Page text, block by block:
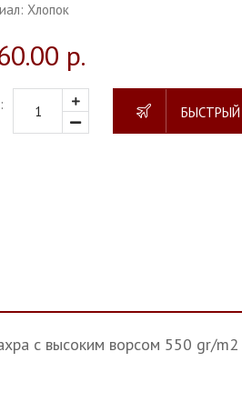
Хлопок
р.
БЫСТРЫЙ
с высоким ворсом 550 gr/m2